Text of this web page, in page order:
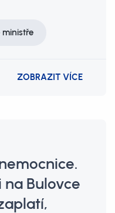
ministře
ZOBRAZIT VÍCE
na Bulovce